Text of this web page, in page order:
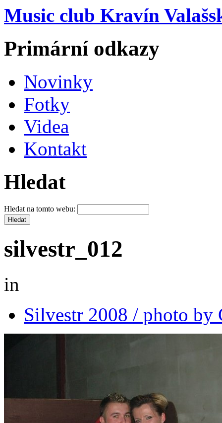
Music club Kravín
Primární odkazy
Novinky
Fotky
Videa
Kontakt
Hledat
Hledat na tomto webu:
silvestr_012
in
Silvestr 2008 / photo by